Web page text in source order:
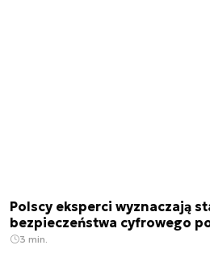
Polscy eksperci wyznaczają
bezpieczeństwa cyfrowego
3 min.